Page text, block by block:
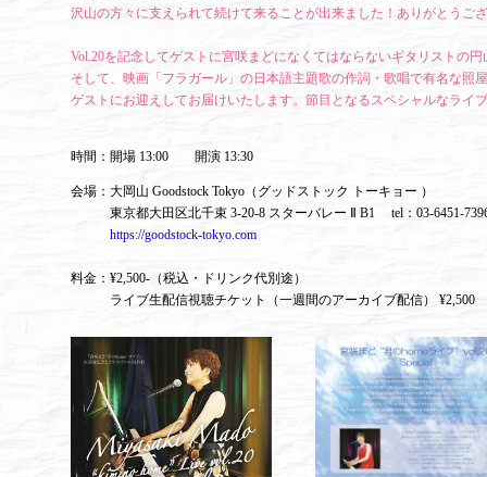
沢山の方々に支えられて続けて来ることが出来ました！ありがとうご
Vol.20を記念してゲストに宮咲まどになくてはならないギタリストの円
そして、映画「フラガール」の日本語主題歌の作詞・歌唱で有名な照
ゲストにお迎えしてお届けいたします。節目となるスペシャルなライ
時間：開場 13:00 開演 13:30
会場：大岡山 Goodstock Tokyo（グッドストック トーキョー ）
東京都大田区北千束 3-20-8 スターバレー Ⅱ B1 tel：03-6451-
https://goodstock-tokyo.com
料金：¥2,500-（税込・ドリンク代別途）
ライブ生配信視聴チケット（一週間のアーカイブ配信） ¥2,500